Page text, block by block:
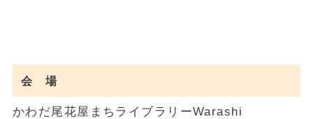
会 場
かわだ尾花屋まちライブラリーWarashi